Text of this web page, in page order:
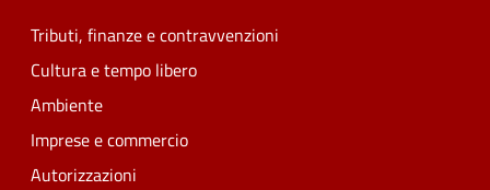
Tributi, finanze e contravvenzioni
Cultura e tempo libero
Ambiente
Imprese e commercio
Autorizzazioni